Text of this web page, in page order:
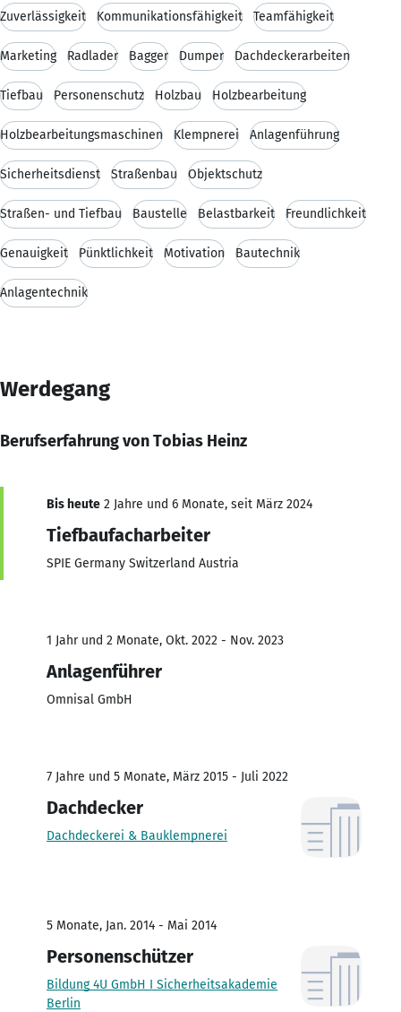
Zuverlässigkeit Kommunikationsfähigkeit Teamfähigkeit
Marketing Radlader Bagger Dumper Dachdeckerarbeiten
Tiefbau Personenschutz Holzbau Holzbearbeitung
Holzbearbeitungsmaschinen Klempnerei Anlagenführung
Sicherheitsdienst Straßenbau Objektschutz
Straßen- und Tiefbau Baustelle Belastbarkeit Freundlichkeit
Genauigkeit Pünktlichkeit Motivation Bautechnik
Anlagentechnik
Werdegang
Berufserfahrung von Tobias Heinz
Bis heute 2 Jahre und 6 Monate, seit März 2024
Tiefbaufacharbeiter
SPIE Germany Switzerland Austria
1 Jahr und 2 Monate, Okt. 2022 - Nov. 2023
Anlagenführer
Omnisal GmbH
7 Jahre und 5 Monate, März 2015 - Juli 2022
Dachdecker
Dachdeckerei & Bauklempnerei
5 Monate, Jan. 2014 - Mai 2014
Personenschützer
Bildung 4U GmbH I Sicherheitsakademie
Berlin